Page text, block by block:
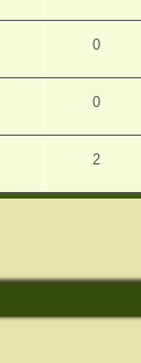
0
0
2